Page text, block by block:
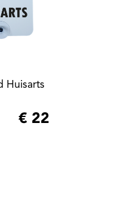
Huisarts
€ 22